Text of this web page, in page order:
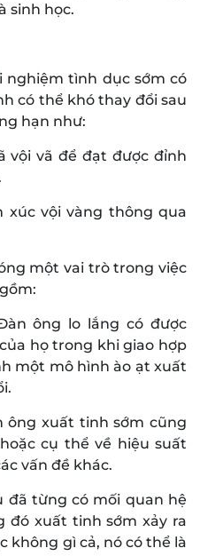
sinh học.
nghiệm tình dục sớm có
có thể khó thay đổi sau
hạn như:
vội vã để đạt được đỉnh
xúc vội vàng thông qua
một vai trò trong việc
ông lo lắng có được
họ trong khi giao hợp
một mô hình ào ạt xuất
ông xuất tinh sớm cũng
cụ thể về hiệu suất
vấn đề khác.
đã từng có mối quan hệ
đó xuất tinh sớm xảy ra
không gì cả, nó có thể là